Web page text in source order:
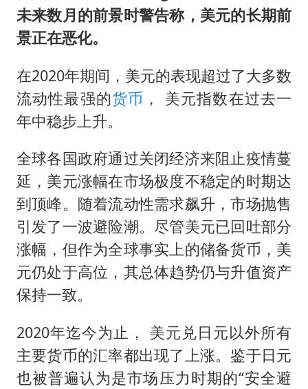
未来数月的前景时警告称，美元的长期前
景正在恶化。
在2020年期间，美元的表现超过了大多数
流动性最强的货币 ， 美元指数在过去一
年中稳步上升。
全球各国政府通过关闭经济来阻止疫情蔓
延，美元涨幅在市场极度不稳定的时期达
到顶峰。随着流动性需求飙升，市场抛售
引发了一波避险潮。尽管美元已回吐部分
涨幅，但作为全球事实上的储备货币，美
元仍处于高位，其总体趋势仍与升值资产
保持一致。
2020年迄今为止， 美元兑日元以外所有
主要货币的汇率都出现了上涨。鉴于日元
也被普遍认为是市场压力时期的“安全避